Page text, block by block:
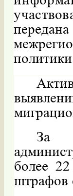
За
более
штрафов